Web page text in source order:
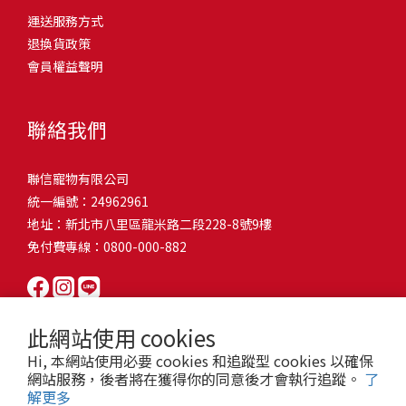
此網站使用 cookies
Hi, 本網站使用必要 cookies 和追蹤型 cookies 以確保
網站服務，後者將在獲得你的同意後才會執行追蹤。 了
解更多
和獨立能力。 幼犬訓練常見問題Q1: 幾個月大的幼犬最適合開始訓
練？A: 訓練可從幼犬到家首日開始（約8-10週大）。3-16週是社會
化黃金期，每次訓練控制在5-10分鐘內。Q2: 幼犬如廁訓練需要多久
屬啃咬玩具作替代品，發現不當啃咬時堅定說「不」，並引導至適
尿尿？A: 建立固定如廁時間表，成功時立即獎勵。限制活動範圍並
密切監督。意外發生時不責罵，使用專用除臭劑徹底清理。Q5: 幼犬
一直吠叫怎麼辦？A: 找出原因（尋求注意力、警戒、焦慮）。訓練
「安靜」指令，停止吠叫時獎勵。避免對吠叫作出反應，確保充分
向獎勵比懲罰更有效且健康。懲罰可能導致恐懼或攻擊行為，破壞
狗狗怎麼辦？A: 循序漸進社交化，從友善成犬開始。不強迫互動，
正面經驗後給予獎勵。考慮參加專業幼犬社交課程。Q8: 幼犬分離焦
慮要如何處理？A: 練習短暫分離，逐漸延長。離開和返家時保持低
調。提供能分散注意力的玩具，建立可預測的離家儀式。每隻幼犬
熱，水分流失快，腸道可能變得敏感，導致糞便變軟或拉稀。如果
換季時沒有適當調整環境，貓咪的腸胃就可能跟著「鬧脾氣」。冬
天注意保暖，提供暖墊、厚毯，避免冷風直吹。夏天補充水分，可
像是開冷氣又突然關掉，容易讓貓咪腸胃受影響。重點提醒：換季
時，記得關心貓咪的腸胃狀況，適當調整環境，幫助毛孩適應！ 貓
有血絲、異味特別重，那就要小心可能是 寄生蟲感染（如蛔蟲、鈎
蟲、球蟲）或腸胃炎、腸道疾病。這類情況會影響營養吸收，長期
下來甚至可能造成貓咪消瘦、免疫力下降。定期驅蟲（幼貓建議每
月一次，成貓每 3~6 個月一次）。觀察貓咪精神狀態，如果還伴隨
嘔吐、食慾下降，務必儘早就醫。重點提醒：如果貓咪拉肚子超過 2
天，或糞便異常，應立即帶去獸醫院檢查！ 貓咪拉肚子原因5. 情緒
壓力影響腸胃壓力不只影響人類，也會影響貓咪的腸胃！過度緊
張、焦慮、驚嚇（如煙火聲、大聲喧嘩），都可能讓貓咪拉肚子。
尤其是個性敏感的貓咪，對變化的適應力比較低，壓力一大，腸胃
就先「罷工」。減少壓力來源，盡量讓貓咪的作息固定。給貓咪陪
活中輕鬆改善看到滿屋子的貓毛是不是很抓狂？別擔心！其實只要
透過一些簡單的日常照護方式，就能有效減少貓咪掉毛情況。從梳
毛、洗澡到增加互動和營養調整，這些小撇步不僅能幫助貓咪維持
行動吧！ 預防貓掉毛方法1：勤勞梳毛養貓必備神器就是各種梳子
啦！勤勞梳毛是最直接有效的掉毛控制方法。定期梳理可以幫貓咪
髮打結和皮膚問題。建議週期：短毛貓每週梳1-2次，長毛貓則建議
2-3天梳一次。挑選合適的梳具也很重要，可以準備橡膠刷、鬃毛刷
或專用脫毛梳，依照毛質選擇。記得將梳毛變成愉快的日常儀式，
不僅能增加你們的互動時間，也讓貓咪享受被梳理的舒適感！預防
貓掉毛方法2：定期洗澡「貓咪會自己清潔，不需要洗澡」這個想法
其實不完全正確哦！適當的洗澡能幫助貓咪清除死毛和皮屑，減少
澡頻率不宜過高，一般室內貓咪1-3個月洗一次就足夠，過度洗澡反
而會造成皮膚乾燥。選擇專為貓咪設計的溫和洗毛精，洗後一定要
完全吹乾，避免濕毛造成皮膚問題。如果貓咪特別害怕洗澡，可以
的紙箱。建議一開始可以購買單價較低的入門款，觀察一下貓咪的
使用狀況，再考慮購買「豪宅」！ 項目費用用品貓碗$300貓窩
$500貓跳台$1,500貓砂盆$500貓抓板$300外出籠$1,000一次性養貓
咪是非常需要安全感的動物，可以準備一個專屬他的「寶座」，當
花費3：貓跳台貓咪雖然不需要外出進行放電，但在家中還是需要擺
放高度適合的貓跳台提供貓咪玩耍，貓跳台與貓窩相同，能給予貓
咪對於環境的安全感。一次性養貓用品相關花費4：貓砂盆貓咪排泄
用品，可選擇合適貓咪體型大小，不宜過小。一次性養貓用品相關
想，需要準備一個能夠讓牠們放肆磨爪的貓抓板。一次性養貓用品
時，外出籠就非常重要，平常也可以適度讓貓咪適應外出籠，避免
緊急情況時，貓咪過度抗拒。總結來說貓咪在健康及用品的一次性
費用大約落在 $ 7900~ $ 11600不等。雖說金額看起來不少，但以上
運送服務方式
退換貨政策
會員權益聲明
聯絡我們
聯信寵物有限公司
統一編號：24962961
地址：新北市八里區龍米路二段228-8號9樓
免付費專線：0800-000-882